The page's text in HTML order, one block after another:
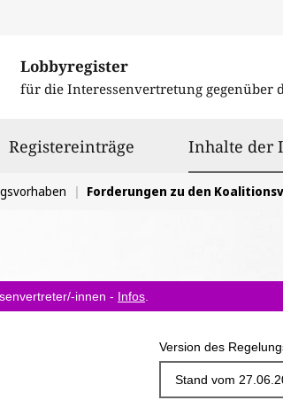
Lobbyregister
für die Interessenvertretung gegenüber
Registereinträge Inhalte der
Forderungen zu den Koalitionsverhandlungen 2025: Bildungs-, Familien-,
innen - Infos
Version des